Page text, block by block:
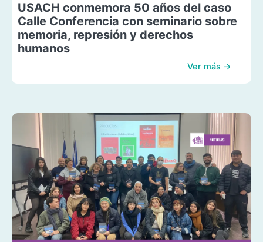
USACH conmemora 50 años del caso
Calle Conferencia con seminario sobre
memoria, represión y derechos
humanos
Ver más →